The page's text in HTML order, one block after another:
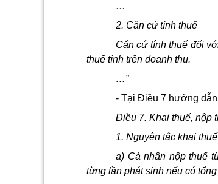
…
2. Căn cứ tính thuế
Căn cứ tính thuế đối
thuế tính trên doanh thu.
…”
- Tại Điều 7 hướng
Điều 7. Khai thuế, nộp
1. Nguyên tắc khai thuế
a) Cá nhân nộp thuế
từng lần phát sinh nếu có